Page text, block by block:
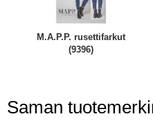
M.A.P.P. rusettifarkut
(9396)
Saman